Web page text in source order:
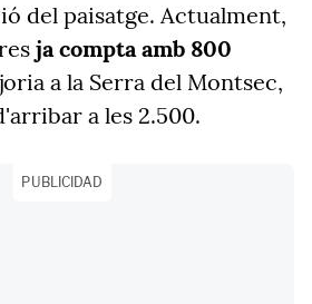
del paisatge. Actualment,
ja compta amb 800
a la Serra del Montsec,
a les 2.500.
PUBLICIDAD